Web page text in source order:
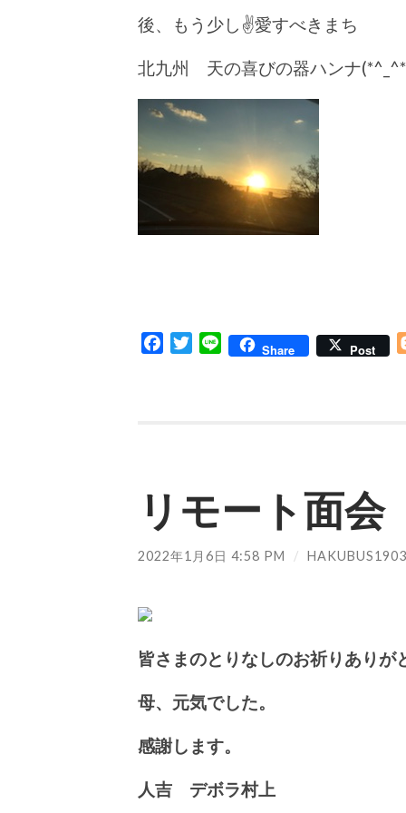
後、もう少し✌️愛すべきまち
北九州 天の喜びの器ハンナ
Facebook
TwitterLine Share Post
リモート面会
2022年1月6日 4:58 PM / HAKUBUS1903
皆さまのとりなしのお祈りありが
母、元気でした。
感謝します。
人吉 デボラ村上